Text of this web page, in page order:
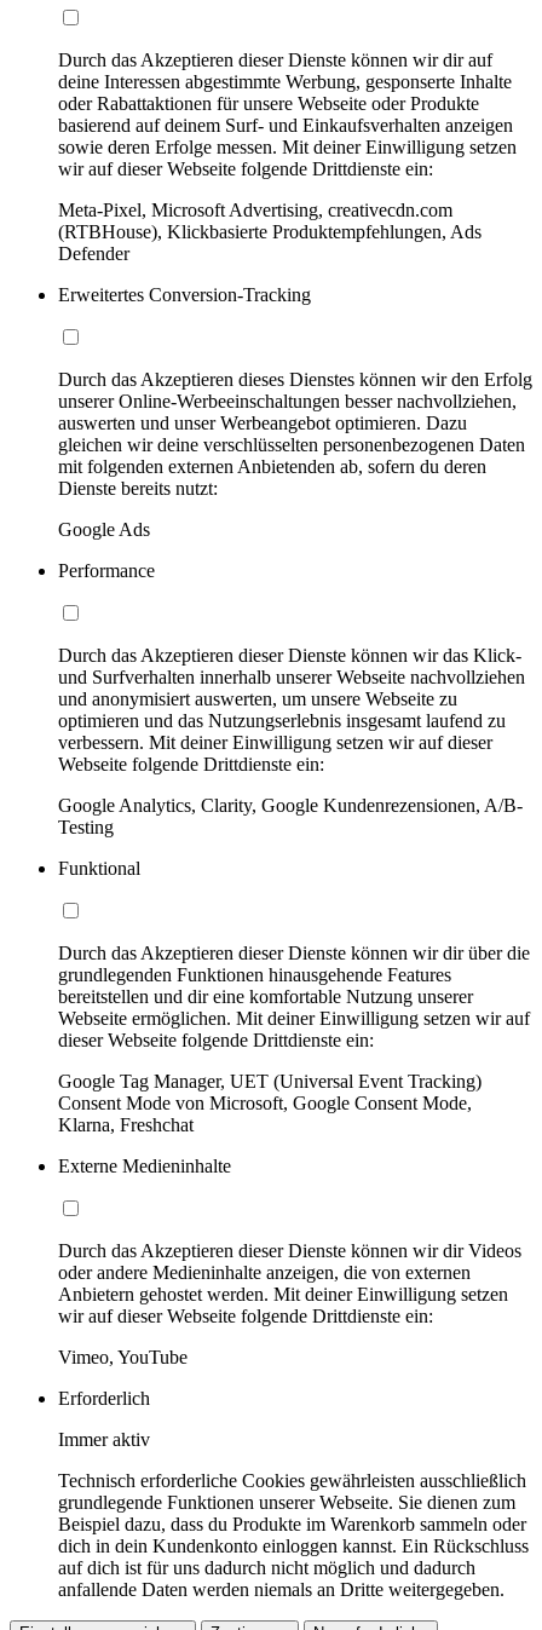
Durch das Akzeptieren dieser Dienste können wir dir auf
deine Interessen abgestimmte Werbung, gesponserte Inhalte
oder Rabattaktionen für unsere Webseite oder Produkte
basierend auf deinem Surf- und Einkaufsverhalten anzeigen
sowie deren Erfolge messen. Mit deiner Einwilligung setzen
wir auf dieser Webseite folgende Drittdienste ein:
Meta-Pixel, Microsoft Advertising, creativecdn.com
(RTBHouse), Klickbasierte Produktempfehlungen, Ads
Defender
Erweitertes Conversion-Tracking
Durch das Akzeptieren dieses Dienstes können wir den Erfolg
unserer Online-Werbeeinschaltungen besser nachvollziehen,
auswerten und unser Werbeangebot optimieren. Dazu
gleichen wir deine verschlüsselten personenbezogenen Daten
mit folgenden externen Anbietenden ab, sofern du deren
Dienste bereits nutzt:
Google Ads
Performance
Durch das Akzeptieren dieser Dienste können wir das Klick-
und Surfverhalten innerhalb unserer Webseite nachvollziehen
und anonymisiert auswerten, um unsere Webseite zu
optimieren und das Nutzungserlebnis insgesamt laufend zu
verbessern. Mit deiner Einwilligung setzen wir auf dieser
Webseite folgende Drittdienste ein:
Google Analytics, Clarity, Google Kundenrezensionen, A/B-
Testing
Funktional
Durch das Akzeptieren dieser Dienste können wir dir über die
grundlegenden Funktionen hinausgehende Features
bereitstellen und dir eine komfortable Nutzung unserer
Webseite ermöglichen. Mit deiner Einwilligung setzen wir auf
dieser Webseite folgende Drittdienste ein:
Google Tag Manager, UET (Universal Event Tracking)
Consent Mode von Microsoft, Google Consent Mode,
Klarna, Freshchat
Externe Medieninhalte
Durch das Akzeptieren dieser Dienste können wir dir Videos
oder andere Medieninhalte anzeigen, die von externen
Anbietern gehostet werden. Mit deiner Einwilligung setzen
wir auf dieser Webseite folgende Drittdienste ein:
Vimeo, YouTube
Erforderlich
Immer aktiv
Technisch erforderliche Cookies gewährleisten ausschließlich
grundlegende Funktionen unserer Webseite. Sie dienen zum
Beispiel dazu, dass du Produkte im Warenkorb sammeln oder
dich in dein Kundenkonto einloggen kannst. Ein Rückschluss
auf dich ist für uns dadurch nicht möglich und dadurch
anfallende Daten werden niemals an Dritte weitergegeben.